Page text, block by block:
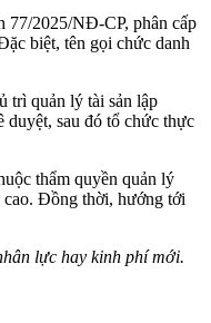
77/2025/NĐ-CP, phân cấp
biệt, tên gọi chức danh
trì quản lý tài sản lập
sau đó tổ chức thực
thẩm quyền quản lý
cao. Đồng thời, hướng tới
lực hay kinh phí mới.